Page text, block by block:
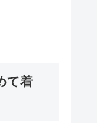
て着